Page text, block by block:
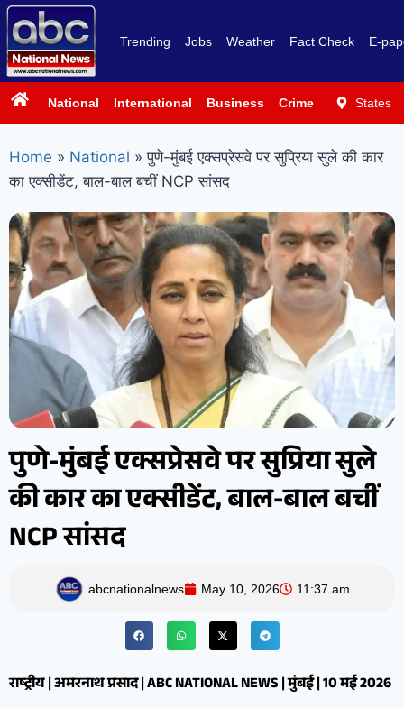
Trending Jobs Weather Fact Check E-
National International Business Crime PoliticsStates
Home » National » पुणे-मुंबई एक्सप्रेसवे पर सुप्रिया सुले की कार
का एक्सीडेंट, बाल-बाल बचीं NCP सांसद
पुणे-मुंबई एक्सप्रेसवे पर सुप्रिया सुले
की कार का एक्सीडेंट, बाल-बाल बचीं
NCP सांसद
abcnationalnews May 10, 2026 11:37 am
राष्ट्रीय | अमरनाथ प्रसाद | ABC NATIONAL NEWS | मुंबई | 10 मई 2026